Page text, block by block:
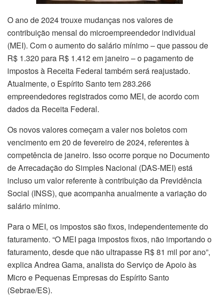
O ano de 2024 trouxe mudanças nos valores de
contribuição mensal do microempreendedor individual
(MEI). Com o aumento do salário mínimo – que passou de
R$ 1.320 para R$ 1.412 em janeiro – o pagamento de
impostos à Receita Federal também será reajustado.
Atualmente, o Espírito Santo tem 283.266
empreendedores registrados como MEI, de acordo com
dados da Receita Federal.
Os novos valores começam a valer nos boletos com
vencimento em 20 de fevereiro de 2024, referentes à
competência de janeiro. Isso ocorre porque no Documento
de Arrecadação do Simples Nacional (DAS-MEI) está
incluso um valor referente à contribuição da Previdência
Social (INSS), que acompanha anualmente a variação do
salário mínimo.
Para o MEI, os impostos são fixos, independentemente do
faturamento. “O MEI paga impostos fixos, não importando o
faturamento, desde que não ultrapasse R$ 81 mil por ano”,
explica Andrea Gama, analista do Serviço de Apoio às
Micro e Pequenas Empresas do Espírito Santo
(Sebrae/ES).